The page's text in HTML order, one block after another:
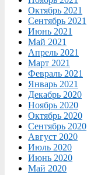
Октябрь 2021
Сентябрь 2021
Июнь 2021
Май 2021
Апрель 2021
Март 2021
Февраль 2021
Январь 2021
Декабрь 2020
Ноябрь 2020
Октябрь 2020
Сентябрь 2020
Август 2020
Июль 2020
Июнь 2020
Май 2020